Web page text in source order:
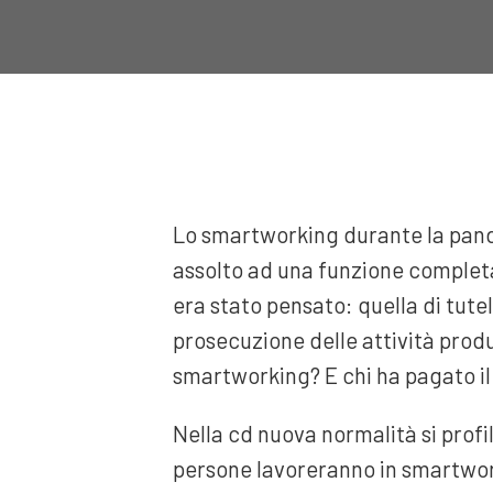
Lo smartworking durante la
assolto ad una funzione
era stato pensato: quella di
prosecuzione delle attività
smartworking? E chi ha pagato
Nella cd nuova normalità si
persone lavoreranno in